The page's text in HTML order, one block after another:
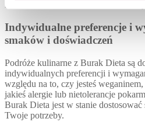
Podróże kulinarne z Burak Dieta –
Indywidualne preferencje i
smaków i doświadczeń
Podróże kulinarne z Burak Dieta są
indywidualnych preferencji i
względu na to, czy jesteś
jakieś alergie lub nietolerancje
Burak Dieta jest w stanie dostosować
Twoje potrzeby.